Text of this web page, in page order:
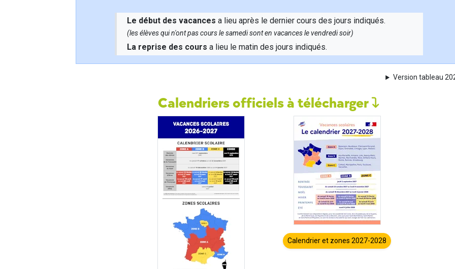
Le début des vacances a lieu après le dernier cours des jours indiqués.
(les élèves qui n'ont pas cours le samedi sont en vacances le vendredi soir)
La reprise des cours a lieu le matin des jours indiqués.
Version tableau
Calendriers officiels à télécharger
Calendrier et zones 2027-2028